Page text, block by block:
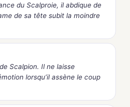
du Scalproie, il abdique de
de sa tête subit la moindre
Scalpion. Il ne laisse
lorsqu’il assène le coup